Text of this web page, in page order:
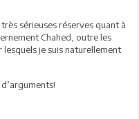
sérieuses réserves quant à
Chahed, outre les
je suis naturellement